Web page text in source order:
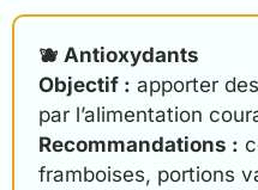
🫐 Antioxydants
Objectif : apporter
par l’alimentation
Recommandations :
framboises, portions